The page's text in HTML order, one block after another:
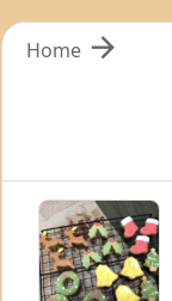

Home